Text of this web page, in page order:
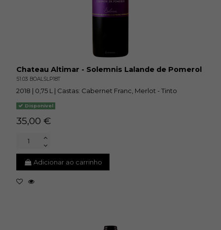
Chateau Altimar - Solemnis Lalande de Pomerol
51.03 BOALSLP18T
2018 | 0,75 L | Castas: Cabernet Franc, Merlot - Tinto
Disponivel
35,00 €
Adicionar ao carrinho